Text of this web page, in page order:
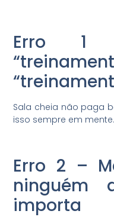
Erro 1
Sala cheia não paga
isso sempre em mente.
Erro 2 –
ninguém
importa